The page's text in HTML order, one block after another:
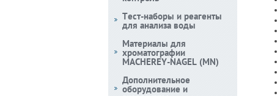
Тест-наборы и реагенты
для анализа воды
Материалы для
хроматографии
MACHEREY-NAGEL (MN)
Дополнительное
оборудование и